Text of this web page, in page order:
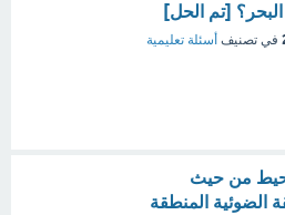
[تم الحل]
في تصنيف أسئلة تعليمية
من حيث
الضوئية المنطقة